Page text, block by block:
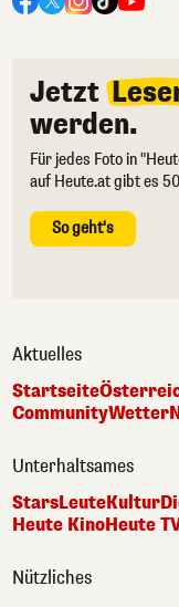
Jetzt
werden.
Für jedes Foto in
auf Heute.at gibt es
So geht's
Aktuelles
Startseite
CommunityWetter
Unterhaltsames
StarsLeuteKultur
Heute KinoHeute
Nützliches